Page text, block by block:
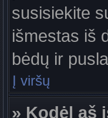
susisiekite
išmestas iš
bėdų ir
Į viršų
» Kodėl aš